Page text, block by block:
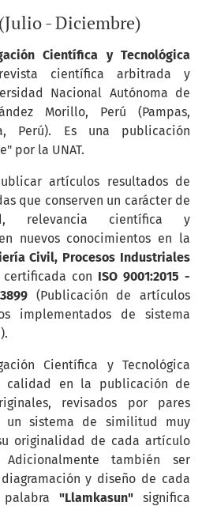
- Diciembre)
Científica y Tecnológica
científica arbitrada y
Nacional Autónoma de
Morillo, Perú (Pampas,
Perú). Es una publicación
por la UNAT.
artículos resultados de
que conserven un carácter de
relevancia científica y
nuevos conocimientos en la
Civil, Procesos Industriales
certificada con ISO 9001:2015 -
(Publicación de artículos
implementados de sistema
Científica y Tecnológica
calidad en la publicación de
revisados por pares
un sistema de similitud muy
originalidad de cada artículo
también ser
y diseño de cada
"Llamkasun"significa